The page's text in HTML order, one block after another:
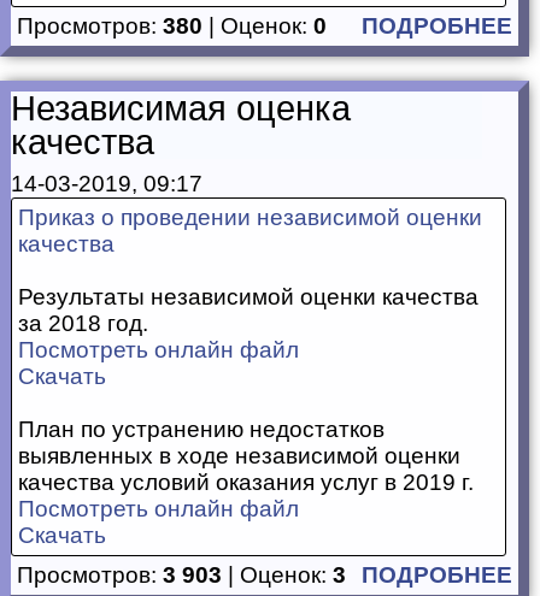
Просмотров: 380 | Оценок: 0 ПОДРОБНЕЕ
Независимая оценка
качества
14-03-2019, 09:17
Приказ о проведении независимой оценки
качества
Результаты независимой оценки качества
за 2018 год.
Посмотреть онлайн файл
Скачать
План по устранению недостатков
выявленных в ходе независимой оценки
качества условий оказания услуг в 2019 г.
Посмотреть онлайн файл
Скачать
Просмотров: 3 903 | Оценок: 3 ПОДРОБНЕЕ